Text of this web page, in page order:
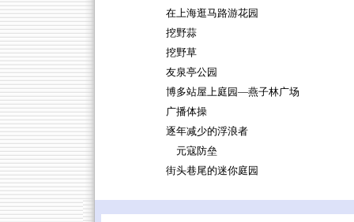
在上海逛马路游花园
挖野蒜
挖野草
友泉亭公园
博多站屋上庭园—燕子林广场
广播体操
逐年减少的浮浪者
元寇防垒
街头巷尾的迷你庭园